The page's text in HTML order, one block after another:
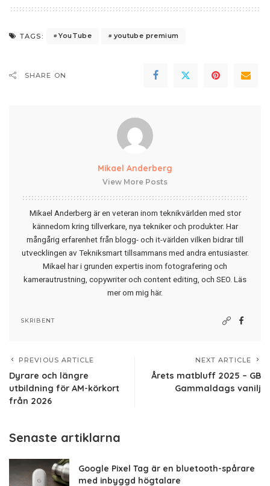
TAGS: YouTube youtube premium
SHARE ON
Mikael Anderberg
View More Posts
Mikael Anderberg är en veteran inom teknikvärlden med stor
kännedom kring tillverkare, nya tekniker och produkter. Har
mångårig erfarenhet från blogg- och it-världen vilken bidrar till
utvecklingen av Tekniksmart tillsammans med andra entusiaster.
Mikael har i grunden expertis inom fotografering och
kamerautrustning, copywriter och content editing, och SEO. Läs
mer om mig här.
SKRIBENT
PREVIOUS ARTICLE
Dyrare och längre
utbildning för AM-körkort
från 2026
NEXT ARTICLE
Årets matbluff 2025 – GB
Gammaldags vanilj
Senaste artiklarna
Google Pixel Tag är en bluetooth-spårare
med inbyggd högtalare